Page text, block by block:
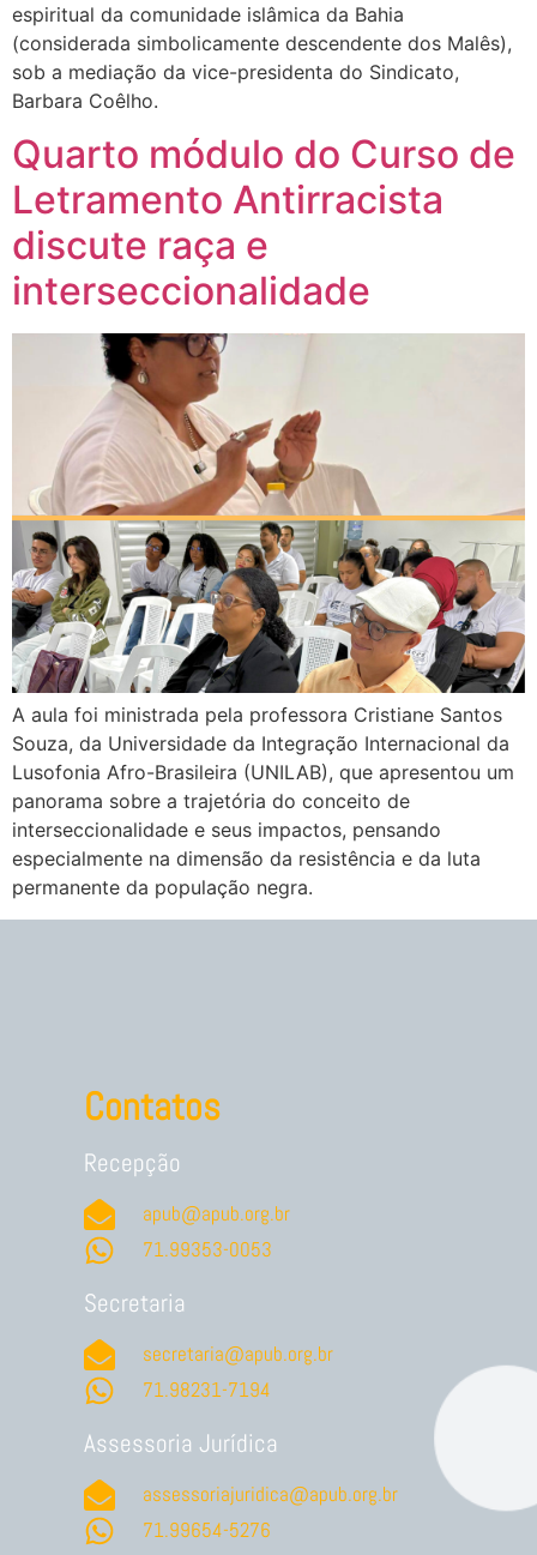
espiritual da comunidade islâmica da Bahia
(considerada simbolicamente descendente dos Malês),
sob a mediação da vice-presidenta do Sindicato,
Barbara Coêlho.
Quarto módulo do Curso de
Letramento Antirracista
discute raça e
interseccionalidade
A aula foi ministrada pela professora Cristiane Santos
Souza, da Universidade da Integração Internacional da
Lusofonia Afro-Brasileira (UNILAB), que apresentou um
panorama sobre a trajetória do conceito de
interseccionalidade e seus impactos, pensando
especialmente na dimensão da resistência e da luta
permanente da população negra.
Contatos
Recepção
apub@apub.org.br
71.99353-0053
Secretaria
secretaria@apub.org.br
71.98231-7194
Assessoria Jurídica
assessoriajuridica@apub.org.br
71.99654-5276